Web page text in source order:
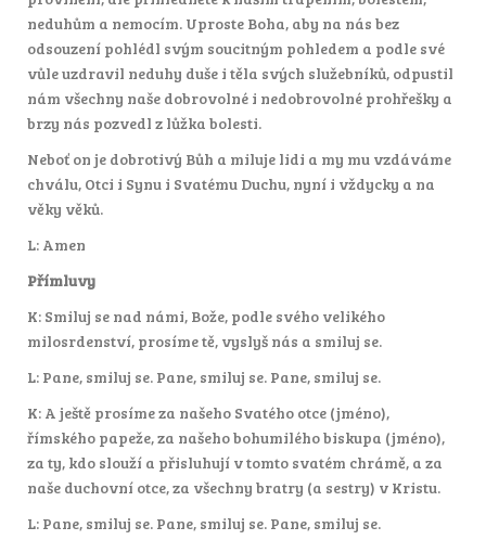
neduhům a nemocím. Uproste Boha, aby na nás bez
odsouzení pohlédl svým soucitným pohledem a podle své
vůle uzdravil neduhy duše i těla svých služebníků, odpustil
nám všechny naše dobrovolné i nedobrovolné prohřešky a
brzy nás pozvedl z lůžka bolesti.
Neboť on je dobrotivý Bůh a miluje lidi a my mu vzdáváme
chválu, Otci i Synu i Svatému Duchu, nyní i vždycky a na
věky věků.
L: Amen
Přímluvy
K: Smiluj se nad námi, Bože, podle svého velikého
milosrdenství, prosíme tě, vyslyš nás a smiluj se.
L: Pane, smiluj se. Pane, smiluj se. Pane, smiluj se.
K: A ještě prosíme za našeho Svatého otce (jméno),
římského papeže, za našeho bohumilého biskupa (jméno),
za ty, kdo slouží a přisluhují v tomto svatém chrámě, a za
naše duchovní otce, za všechny bratry (a sestry) v Kristu.
L: Pane, smiluj se. Pane, smiluj se. Pane, smiluj se.